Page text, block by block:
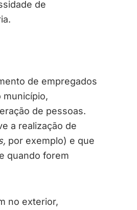
de
de empregados
município,
de pessoas.
a realização de
por exemplo) e que
quando forem
no exterior,